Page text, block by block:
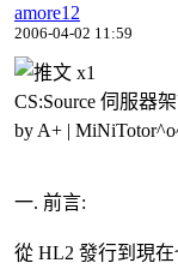
amore12
2006-04-02 11:59
x1
CS:Source 伺服器
by A+ |
一. 前言:
從 HL2 發行到現在